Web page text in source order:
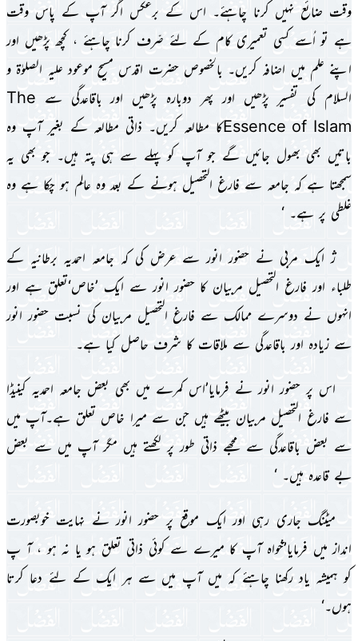
وقت ضائع نہىں کرنا چاہئے۔ اس کے برعکس اگر آپ کے پاس وقت
ہے تو اُسے کسى تعمىرى کام کے لئے صّرف کرنا چاہئے ، کچھ پڑھىں اور
اپنے علم مىں اضافہ کرىں۔ بالخصوص حضرت اقدس مسىح موعود علىہ الصلوٰۃ و
السلام کى تفسىر پڑھىں اور پھر دوبارہ پڑھىں اور باقاعدگى سے The
Essence of Islamکا مطالعہ کرىں۔ ذاتى مطالعہ کے بغىر آپ وہ
باتىں بھى بھول جائىں گے جو آپ کو پہلے سے ہى پتہ ہىں۔ جو بھى ىہ
سمجھتا ہے کہ جامعہ سے فارغ التحصىل ہونے کے بعد وہ عالِم ہو چکا ہے وہ
غلطى پر ہے۔ ‘
ژ اىک مربى نے حضور انور سے عرض کى کہ جامعہ احمدىہ برطانىہ کے
طلباء اور فارغ التحصىل مربىان کا حضور انور سے اىک ’خاص‘تعلق ہے اور
انہوں نے دوسرے ممالک سے فارغ التحصىل مربىان کى نسبت حضور انور
سے زىادہ اور باقاعدگى سے ملاقات کا شرف حاصل کىا ہے۔
اس پر حضور انور نے فرماىا’اس کمرے مىں بھى بعض جامعہ احمدىہ کىنىڈا
سے فارغ التحصىل مربىان بىٹھے ہىں جن سے مىرا خاص تعلق ہے۔آپ مىں
سے بعض باقاعدگى سے مجھے ذاتى طور پر لکھتے ہىں مگر آپ مىں سے بعض
بے قاعدہ ہىں۔ ‘
مىٹنگ جارى رہى اور اىک موقع پر حضور انور نے نہاىت خوبصورت
انداز مىں فرماىا’خواہ آپ کا مىرے سے کوئى ذاتى تعلق ہو ىا نہ ہو ، آ پ
کو ہمىشہ ىاد رکھنا چاہئے کہ مىں آپ مىں سے ہر اىک کے لئے دعا کرتا
ہوں۔‘